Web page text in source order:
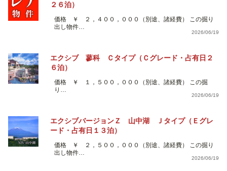
２６泊）
価格 ￥ ２，４００，０００（別途、諸経費） この掘り
出し物件…
2026/06/19
エクシブ 蓼科 Ｃタイプ（Ｃグレード・占有日２
６泊）
価格 ￥ １，５００，０００（別途、諸経費） この掘
り…
2026/06/19
エクシブバージョンＺ 山中湖 Ｊタイプ（Ｅグレ
ード・占有日１３泊）
価格 ￥ ２，５００，０００（別途、諸経費） この掘り
出し物件…
2026/06/19